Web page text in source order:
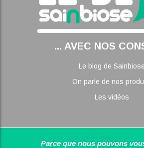
... AVEC NOS
Le blog de Sainbiose
On parle de nos
Les vidéos
Parce que nous pouvons